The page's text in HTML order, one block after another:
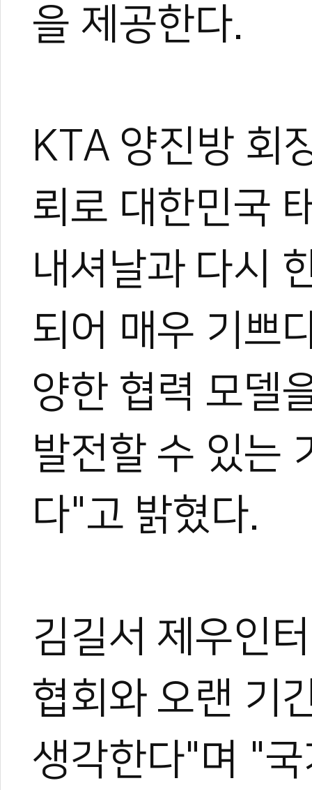
을 제공한다.
KTA 양진방 회
뢰로 대한민국
내셔날과 다시
되어 매우 기쁘
양한 협력 모델
발전할 수 있는
다"고 밝혔다.
김길서 제우인
협회와 오랜 기
생각한다"며 "
관련 뉴스
'아디다스 골든
유소년 태권도
2025 아디다스
대한가라테연
태권도, 서울의